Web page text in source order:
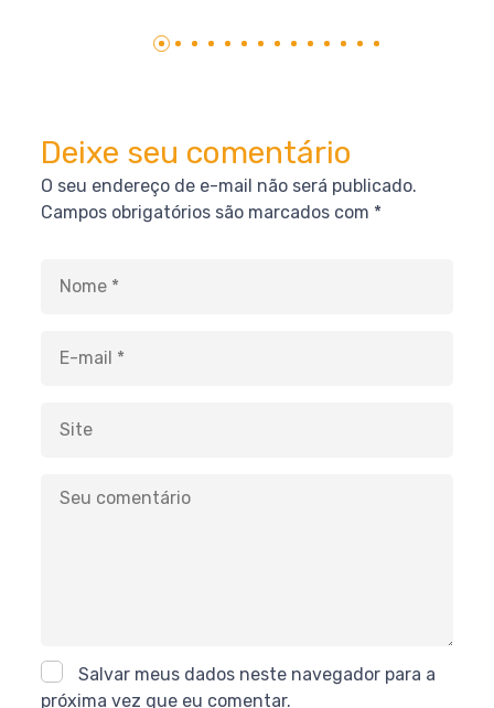
Deixe seu comentário
O seu endereço de e-mail não será publicado.
Campos obrigatórios são marcados com *
Salvar meus dados neste navegador para a
próxima vez que eu comentar.